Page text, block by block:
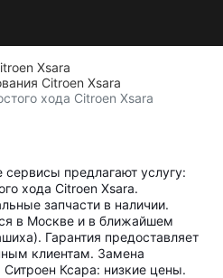
Xsara
Citroen Xsara
хода Citroen Xsara
предлагают услугу:
хода Citroen Xsara.
запчасти в наличии.
в Москве и в ближайшем
Гарантия предоставляет
клиентам. Замена
Ситроен Ксара: низкие цены.